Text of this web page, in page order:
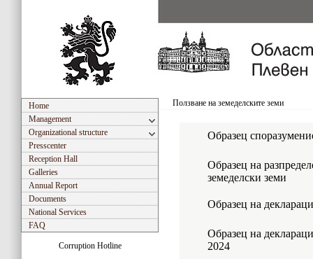
Home
Management
Organizational structure
Presscenter
Reception Hall
Galleries
Annual Report
Documents
National Services
FAQ
Corruption Hotline
Ползване на земеделските земи
Образец
Образец на
земеделски земи
Образец на
Образец на
2024